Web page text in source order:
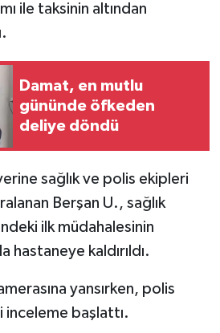
ile taksinin altından
Damat, en mutlu
gününde öfkeden
deliye döndü
sağlık ve polis ekipleri
Berşan U., sağlık
ilk müdahalesinin
hastaneye kaldırıldı.
yansırken, polis
inceleme başlattı.